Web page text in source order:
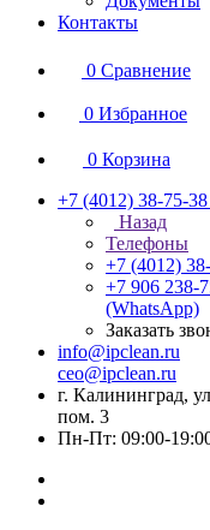
Контакты
0 Сравнение
0 Избранное
0 Корзина
+7 (4012) 38-75-38
Назад
Телефоны
+7 (4012)
+7 906 238-
(WhatsApp)
Заказать
info@ipclean.ru
ceo@ipclean.ru
г. Калининград,
пом. 3
Пн-Пт: 09:00-